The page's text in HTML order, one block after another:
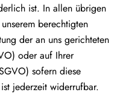
ist. In allen übrigen
berechtigten
der an uns gerichteten
oder auf Ihrer
sofern diese
jederzeit widerrufbar.